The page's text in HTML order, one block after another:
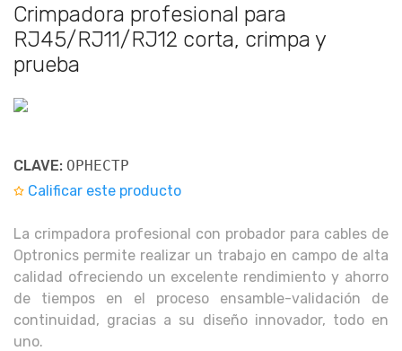
Crimpadora profesional para
RJ45/RJ11/RJ12 corta, crimpa y
prueba
CLAVE: OPHECTP
Calificar este producto
La crimpadora profesional con probador para cables de
Optronics permite realizar un trabajo en campo de alta
calidad ofreciendo un excelente rendimiento y ahorro
de tiempos en el proceso ensamble-validación de
continuidad, gracias a su diseño innovador, todo en
uno.